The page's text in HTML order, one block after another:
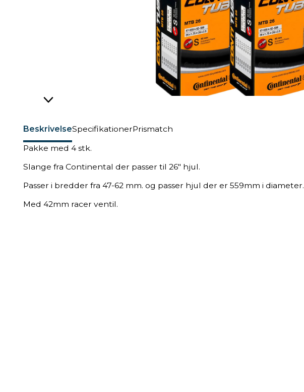
BeskrivelseSpecifikationerPrismatch
Pakke med 4 stk.
Slange fra Continental der passer til 26" hjul.
Passer i bredder fra 47-62 mm. og passer hjul der er 559mm i diameter.
Med 42mm racer ventil.